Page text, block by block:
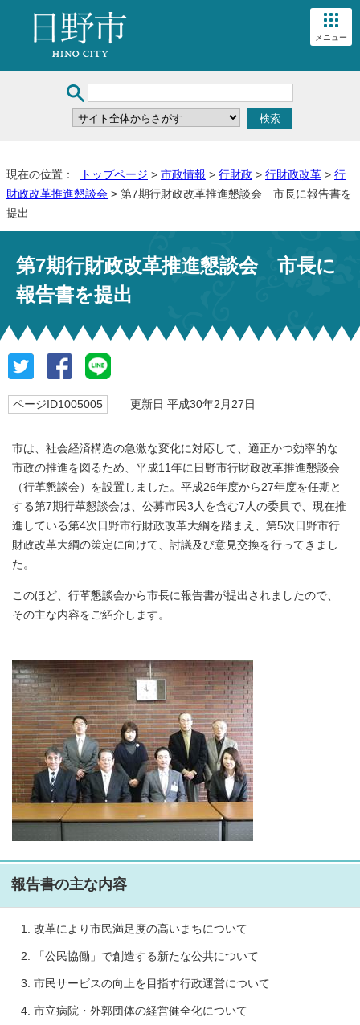
メニュー
現在の位置： トップページ > 市政情報 > 行財政 > 行財政改革 > 行
財政改革推進懇談会 > 第7期行財政改革推進懇談会 市長に報告書を
提出
第7期行財政改革推進懇談会 市長に
報告書を提出
ページID1005005 更新日 平成30年2月27日
市は、社会経済構造の急激な変化に対応して、適正かつ効率的な
市政の推進を図るため、平成11年に日野市行財政改革推進懇談会
（行革懇談会）を設置しました。平成26年度から27年度を任期と
する第7期行革懇談会は、公募市民3人を含む7人の委員で、現在推
進している第4次日野市行財政改革大綱を踏まえ、第5次日野市行
財政改革大綱の策定に向けて、討議及び意見交換を行ってきまし
た。
このほど、行革懇談会から市長に報告書が提出されましたので、
その主な内容をご紹介します。
報告書の主な内容
改革により市民満足度の高いまちについて
「公民協働」で創造する新たな公共について
市民サービスの向上を目指す行政運営について
市立病院・外郭団体の経営健全化について